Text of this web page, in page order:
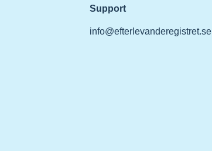
Support
info@efterlevanderegistret.se